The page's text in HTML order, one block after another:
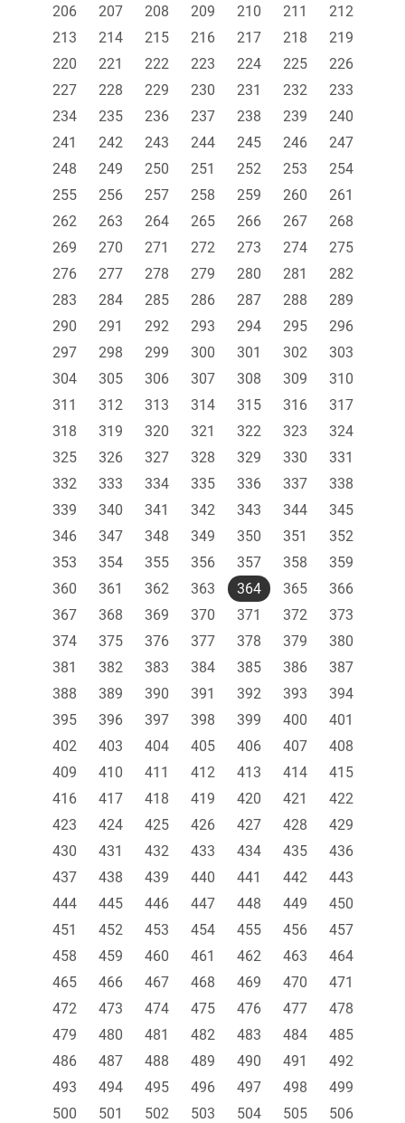
206 207 208 209 210 211
212
213
214 215 216 217 218
219
220
221 222 223 224 225
226
227
228 229 230 231 232
233
234
235 236 237 238 239
240
241
242 243 244 245 246
247
248
249 250 251 252 253
254
255
256 257 258 259 260
261
262
263 264 265 266 267
268
269
270 271 272 273 274
275
276
277 278 279 280 281
282
283
284 285 286 287 288
289
290
291 292 293 294 295
296
297
298 299 300 301 302
303
304
305 306 307 308 309
310
311
312 313 314 315 316
317
318
319 320 321 322 323
324
325
326 327 328 329 330
331
332
333 334 335 336 337
338
339
340 341 342 343 344
345
346
347 348 349 350 351
352
353
354 355 356 357 358
359
360
361 362 363 364 365
366
367
368 369 370 371 372
373
374
375 376 377 378 379
380
381
382 383 384 385 386
387
388
389 390 391 392 393
394
395
396 397 398 399 400
401
402
403 404 405 406 407
408
409
410 411 412 413 414
415
416
417 418 419 420 421
422
423
424 425 426 427 428
429
430
431 432 433 434 435
436
437
438 439 440 441 442
443
444
445 446 447 448 449
450
451
452 453 454 455 456
457
458
459 460 461 462 463
464
465
466 467 468 469 470
471
472
473 474 475 476 477
478
479
480 481 482 483 484
485
486
487 488 489 490 491
492
493
494 495 496 497 498
499
500
501 502 503 504 505
506